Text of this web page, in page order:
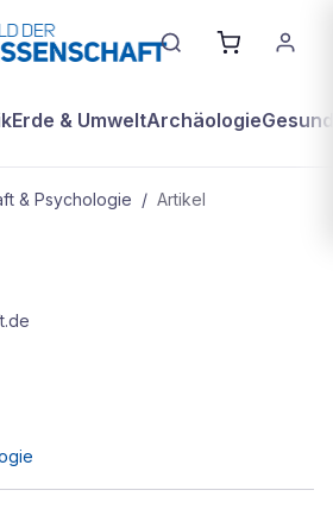
Erde & UmweltArchäologie
& Psychologie / Artikel
Satz"